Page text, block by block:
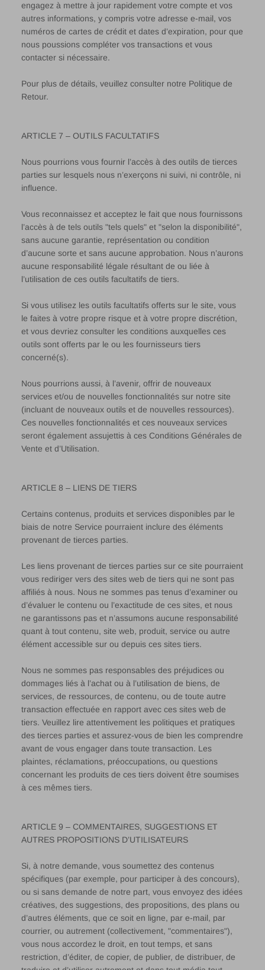
engagez à mettre à jour rapidement votre compte et vos
autres informations, y compris votre adresse e-mail, vos
numéros de cartes de crédit et dates d’expiration, pour que
nous poussions compléter vos transactions et vous
contacter si nécessaire.
Pour plus de détails, veuillez consulter notre Politique de
Retour.
ARTICLE 7 – OUTILS FACULTATIFS
Nous pourrions vous fournir l’accès à des outils de tierces
parties sur lesquels nous n’exerçons ni suivi, ni contrôle, ni
influence.
Vous reconnaissez et acceptez le fait que nous fournissons
l’accès à de tels outils "tels quels" et "selon la disponibilité",
sans aucune garantie, représentation ou condition
d’aucune sorte et sans aucune approbation. Nous n’aurons
aucune responsabilité légale résultant de ou liée à
l’utilisation de ces outils facultatifs de tiers.
Si vous utilisez les outils facultatifs offerts sur le site, vous
le faites à votre propre risque et à votre propre discrétion,
et vous devriez consulter les conditions auxquelles ces
outils sont offerts par le ou les fournisseurs tiers
concerné(s).
Nous pourrions aussi, à l’avenir, offrir de nouveaux
services et/ou de nouvelles fonctionnalités sur notre site
(incluant de nouveaux outils et de nouvelles ressources).
Ces nouvelles fonctionnalités et ces nouveaux services
seront également assujettis à ces Conditions Générales de
Vente et d’Utilisation.
ARTICLE 8 – LIENS DE TIERS
Certains contenus, produits et services disponibles par le
biais de notre Service pourraient inclure des éléments
provenant de tierces parties.
Les liens provenant de tierces parties sur ce site pourraient
vous rediriger vers des sites web de tiers qui ne sont pas
affiliés à nous. Nous ne sommes pas tenus d’examiner ou
d’évaluer le contenu ou l’exactitude de ces sites, et nous
ne garantissons pas et n’assumons aucune responsabilité
quant à tout contenu, site web, produit, service ou autre
élément accessible sur ou depuis ces sites tiers.
Nous ne sommes pas responsables des préjudices ou
dommages liés à l’achat ou à l’utilisation de biens, de
services, de ressources, de contenu, ou de toute autre
transaction effectuée en rapport avec ces sites web de
tiers. Veuillez lire attentivement les politiques et pratiques
des tierces parties et assurez-vous de bien les comprendre
avant de vous engager dans toute transaction. Les
plaintes, réclamations, préoccupations, ou questions
concernant les produits de ces tiers doivent être soumises
à ces mêmes tiers.
ARTICLE 9 – COMMENTAIRES, SUGGESTIONS ET
AUTRES PROPOSITIONS D’UTILISATEURS
Si, à notre demande, vous soumettez des contenus
spécifiques (par exemple, pour participer à des concours),
ou si sans demande de notre part, vous envoyez des idées
créatives, des suggestions, des propositions, des plans ou
d’autres éléments, que ce soit en ligne, par e-mail, par
courrier, ou autrement (collectivement, "commentaires"),
vous nous accordez le droit, en tout temps, et sans
restriction, d’éditer, de copier, de publier, de distribuer, de